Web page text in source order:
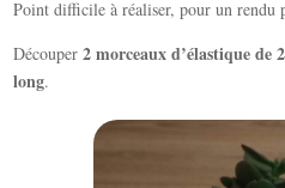
Point difficile à réaliser, pour un rendu
Découper 2 morceaux d’élastique de
long.